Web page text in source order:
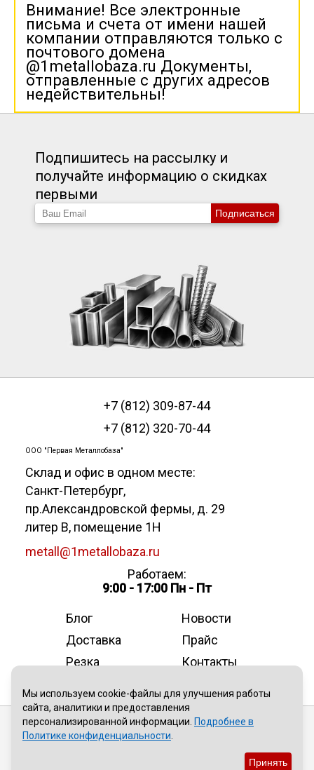
Внимание! Все электронные
письма и счета от имени нашей
компании отправляются только с
почтового домена
@1metallobaza.ru Документы,
отправленные с других адресов
недействительны!
Подпишитесь на рассылку и
получайте информацию о скидках
первыми
Подписаться
+7 (812) 309-87-44
+7 (812) 320-70-44
ООО "Первая Металлобаза"
Склад и офис в одном месте:
Санкт-Петербург,
пр.Александровской фермы, д. 29
литер В, помещение 1Н
metall@1metallobaza.ru
Работаем:
9:00 - 17:00 Пн - Пт
Блог
Новости
Доставка
Прайс
Резка
Контакты
Публичная оферта
Мы используем cookie-файлы для улучшения работы
сайта, аналитики и предоставления
персонализированной информации. Подробнее в
Политике конфиденциальности
Принять